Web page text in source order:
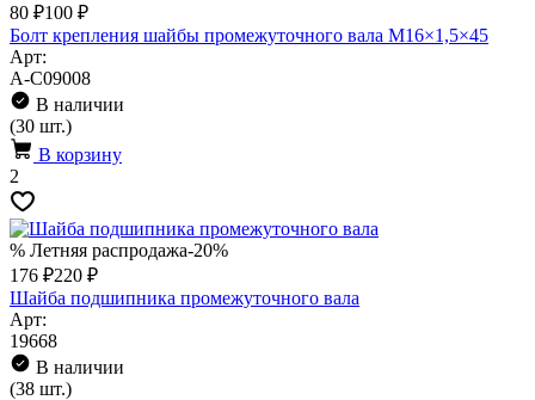
80 ₽100 ₽
Болт крепления шайбы промежуточного вала M16×1,5×45
Арт:
A-C09008
В наличии
(30 шт.)
В корзину
2
% Летняя распродажа-20%
176 ₽220 ₽
Шайба подшипника промежуточного вала
Арт:
19668
В наличии
(38 шт.)